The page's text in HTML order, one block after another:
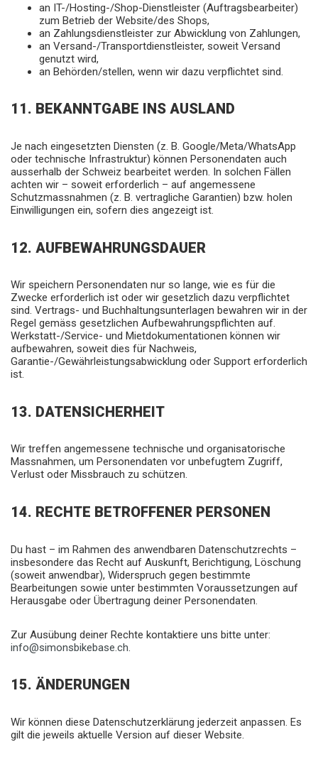
an IT-/Hosting-/Shop-Dienstleister (Auftragsbearbeiter)
zum Betrieb der Website/des Shops,
an Zahlungsdienstleister zur Abwicklung von Zahlungen,
an Versand-/Transportdienstleister, soweit Versand
genutzt wird,
an Behörden/stellen, wenn wir dazu verpflichtet sind.
11. BEKANNTGABE INS AUSLAND
Je nach eingesetzten Diensten (z. B. Google/Meta/WhatsApp
oder technische Infrastruktur) können Personendaten auch
ausserhalb der Schweiz bearbeitet werden. In solchen Fällen
achten wir – soweit erforderlich – auf angemessene
Schutzmassnahmen (z. B. vertragliche Garantien) bzw. holen
Einwilligungen ein, sofern dies angezeigt ist.
12. AUFBEWAHRUNGSDAUER
Wir speichern Personendaten nur so lange, wie es für die
Zwecke erforderlich ist oder wir gesetzlich dazu verpflichtet
sind. Vertrags- und Buchhaltungsunterlagen bewahren wir in der
Regel gemäss gesetzlichen Aufbewahrungspflichten auf.
Werkstatt-/Service- und Mietdokumentationen können wir
aufbewahren, soweit dies für Nachweis,
Garantie-/Gewährleistungsabwicklung oder Support erforderlich
ist.
13. DATENSICHERHEIT
Wir treffen angemessene technische und organisatorische
Massnahmen, um Personendaten vor unbefugtem Zugriff,
Verlust oder Missbrauch zu schützen.
14. RECHTE BETROFFENER PERSONEN
Du hast – im Rahmen des anwendbaren Datenschutzrechts –
insbesondere das Recht auf Auskunft, Berichtigung, Löschung
(soweit anwendbar), Widerspruch gegen bestimmte
Bearbeitungen sowie unter bestimmten Voraussetzungen auf
Herausgabe oder Übertragung deiner Personendaten.
Zur Ausübung deiner Rechte kontaktiere uns bitte unter:
info@simonsbikebase.ch.
15. ÄNDERUNGEN
Wir können diese Datenschutzerklärung jederzeit anpassen. Es
gilt die jeweils aktuelle Version auf dieser Website.